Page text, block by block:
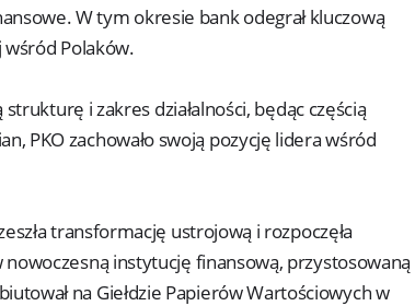
W tym okresie bank odegrał kluczową
Polaków.
i zakres działalności, będąc częścią
PKO zachowało swoją pozycję lidera wśród
transformację ustrojową i rozpoczęła
nowoczesną instytucję finansową, przystosowaną
na Giełdzie Papierów Wartościowych w